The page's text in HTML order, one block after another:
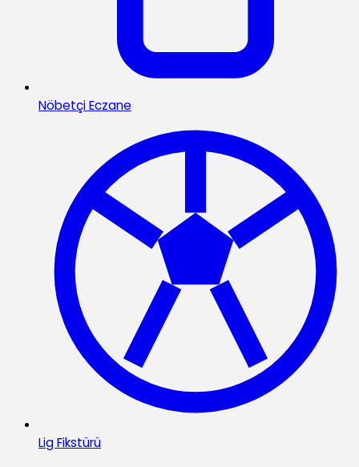
Nöbetçi Eczane
Lig Fikstürü